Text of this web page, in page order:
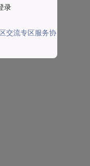
录
交流专区服务协